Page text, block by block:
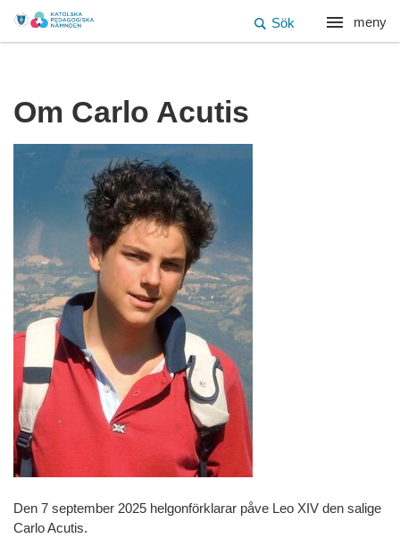
meny
Sök
Om Carlo Acutis
Den 7 september 2025 helgonförklarar påve Leo XIV den salige
Carlo Acutis.